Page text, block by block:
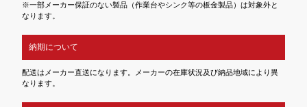
※一部メーカー保証のない製品（作業台やシンク等の板金製品）は対象外と
なります。
納期について
配送はメーカー直送になります。メーカーの在庫状況及び納品地域により異
なります。